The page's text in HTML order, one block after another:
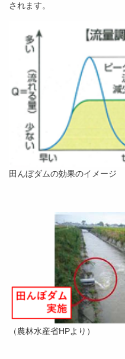
されます。
田んぼダムの効果のイメージ
（農林水産省HPより）